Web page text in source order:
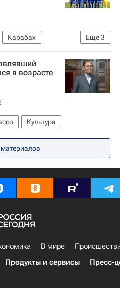
Еще3
Карабах
(Прага)
в возрасте
Культура
В мире
Продукты и сервисы Пресс-